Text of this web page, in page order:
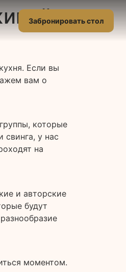
Забронировать стол
Если вы
вам о
которые
у нас
на
и авторские
будут
моментом.